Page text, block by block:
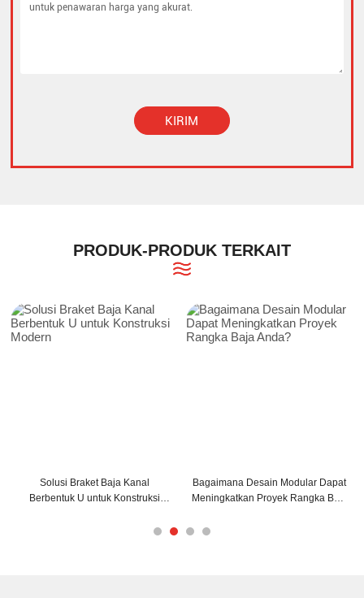
KIRIM
PRODUK-PRODUK TERKAIT
Desain Modular Dapat
Proyek Rangka Baja
Bagaimana Balok Penopang C dan
Z Dapat Meningkatkan Struktur
Tips
untuk